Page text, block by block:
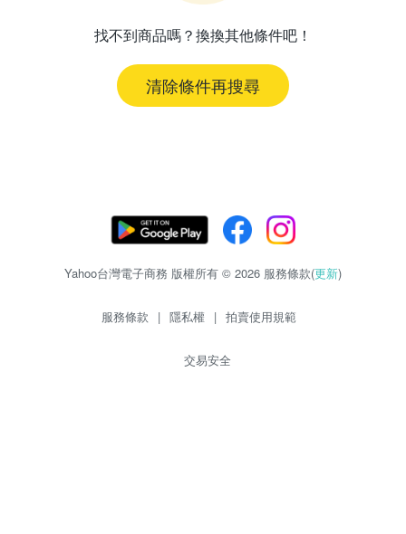
找不到商品嗎？換換其他條件吧！
清除條件再搜尋
Yahoo台灣電子商務 版權所有 © 2026 服務條款(更新)
服務條款 | 隱私權 | 拍賣使用規範
交易安全